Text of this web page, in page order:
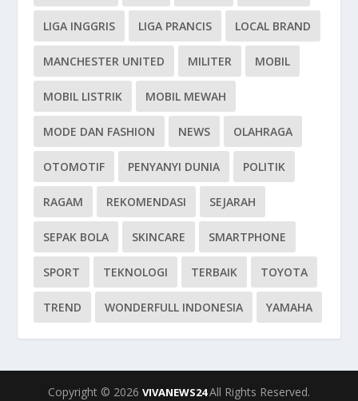
LIGA INGGRIS LIGA PRANCIS LOCAL BRAND
MANCHESTER UNITED MILITER MOBIL
MOBIL LISTRIK MOBIL MEWAH
MODE DAN FASHION NEWS OLAHRAGA
OTOMOTIF PENYANYI DUNIA POLITIK
RAGAM REKOMENDASI SEJARAH
SEPAK BOLA SKINCARE SMARTPHONE
SPORT TEKNOLOGI TERBAIK TOYOTA
TREND WONDERFULL INDONESIA YAMAHA
Copyright © 2026 VIVANEWS24All Rights Reserved.